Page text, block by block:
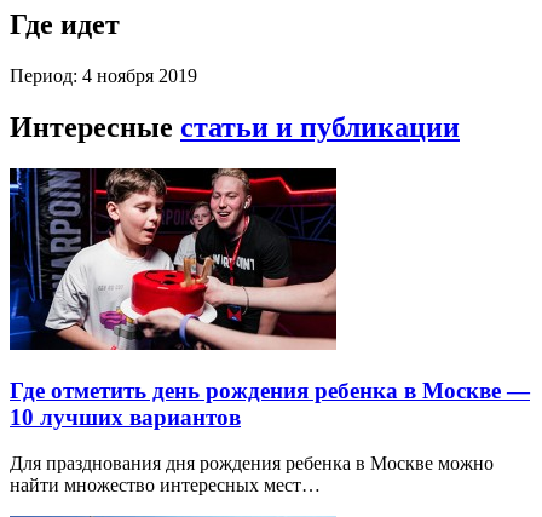
Где идет
Период: 4 ноября 2019
Интересные статьи и публикации
Где отметить день рождения ребенка в Москве —
10 лучших вариантов
Для празднования дня рождения ребенка в Москве можно
найти множество интересных мест…